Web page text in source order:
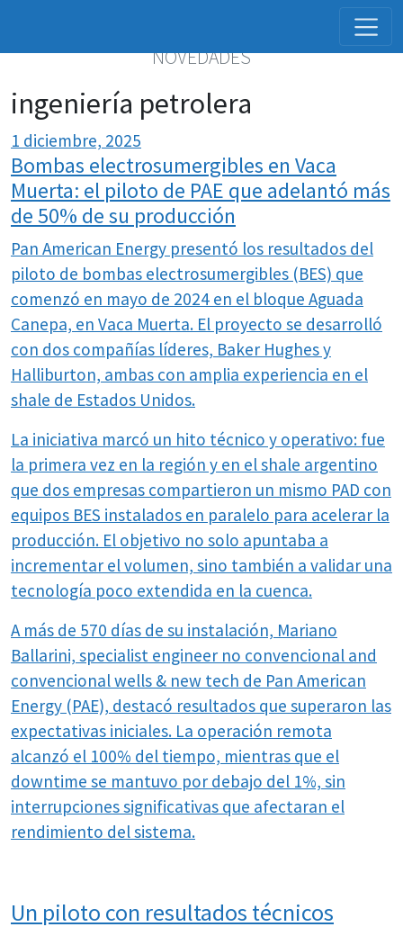
NOVEDADES
ingeniería petrolera
1 diciembre, 2025
Bombas electrosumergibles en Vaca
Muerta: el piloto de PAE que adelantó más
de 50% de su producción
Pan American Energy presentó los resultados del
piloto de bombas electrosumergibles (BES) que
comenzó en mayo de 2024 en el bloque Aguada
Canepa, en Vaca Muerta. El proyecto se desarrolló
con dos compañías líderes, Baker Hughes y
Halliburton, ambas con amplia experiencia en el
shale de Estados Unidos.
La iniciativa marcó un hito técnico y operativo: fue
la primera vez en la región y en el shale argentino
que dos empresas compartieron un mismo PAD con
equipos BES instalados en paralelo para acelerar la
producción. El objetivo no solo apuntaba a
incrementar el volumen, sino también a validar una
tecnología poco extendida en la cuenca.
A más de 570 días de su instalación, Mariano
Ballarini, specialist engineer no convencional and
convencional wells & new tech de Pan American
Energy (PAE), destacó resultados que superaron las
expectativas iniciales. La operación remota
alcanzó el 100% del tiempo, mientras que el
downtime se mantuvo por debajo del 1%, sin
interrupciones significativas que afectaran el
rendimiento del sistema.
Un piloto con resultados técnicos